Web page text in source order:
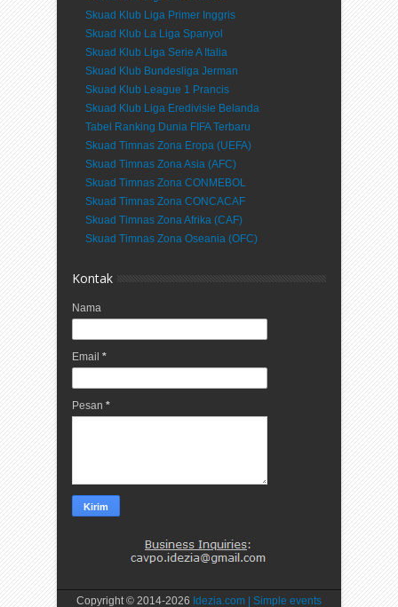
Skuad Klub Liga Primer Inggris
Skuad Klub La Liga Spanyol
Skuad Klub Liga Serie A Italia
Skuad Klub Bundesliga Jerman
Skuad Klub League 1 Prancis
Skuad Klub Liga Eredivisie Belanda
Tabel Ranking Dunia FIFA Terbaru
Skuad Timnas Zona Eropa (UEFA)
Skuad Timnas Zona Asia (AFC)
Skuad Timnas Zona CONMEBOL
Skuad Timnas Zona CONCACAF
Skuad Timnas Zona Afrika (CAF)
Skuad Timnas Zona Oseania (OFC)
Kontak
Nama
Email *
Pesan *
Copyright © 2014-2026 Idezia.com | Simple events